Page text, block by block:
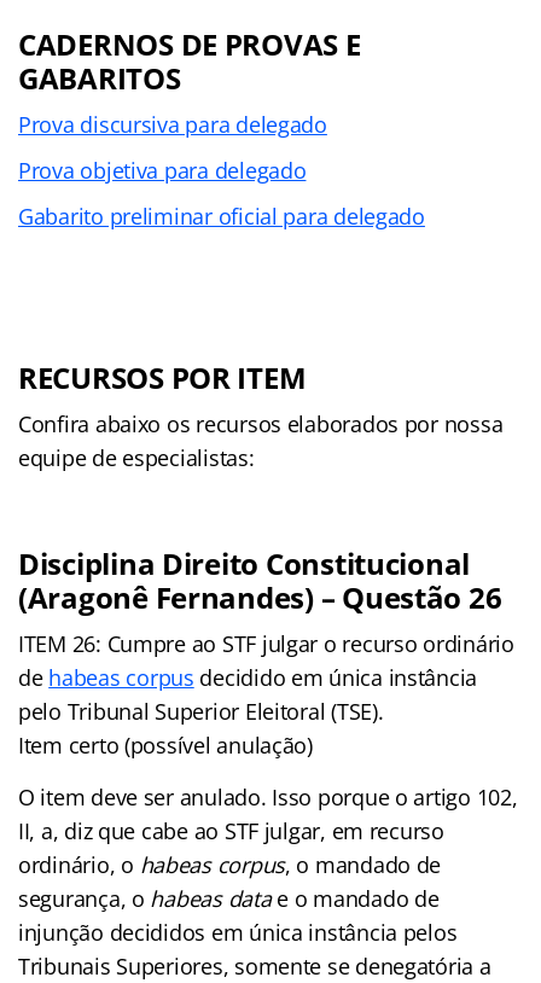
CADERNOS DE PROVAS E
GABARITOS
Prova discursiva para delegado
Prova objetiva para delegado
Gabarito preliminar oficial para delegado
RECURSOS POR ITEM
Confira abaixo os recursos elaborados por nossa
equipe de especialistas:
Disciplina Direito Constitucional
(Aragonê Fernandes) – Questão 26
ITEM 26: Cumpre ao STF julgar o recurso ordinário
de habeas corpus decidido em única instância
pelo Tribunal Superior Eleitoral (TSE).
Item certo (possível anulação)
O item deve ser anulado. Isso porque o artigo 102,
II, a, diz que cabe ao STF julgar, em recurso
ordinário, o habeas corpus, o mandado de
segurança, o habeas datae o mandado de
injunção decididos em única instância pelos
Tribunais Superiores, somente se denegatória a